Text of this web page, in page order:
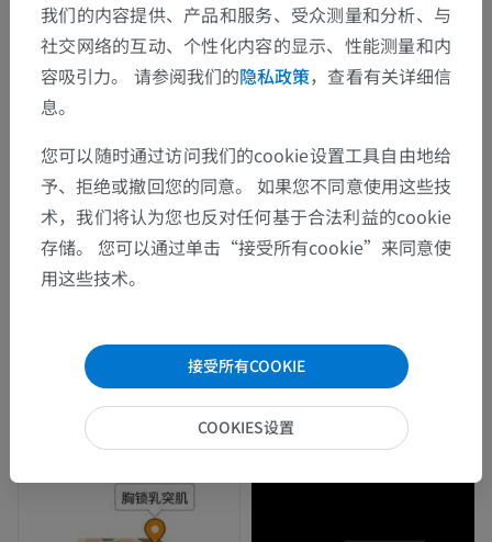
我们的内容提供、产品和服务、受众测量和分析、与
社交网络的互动、个性化内容的显示、性能测量和内
容吸引力。 请参阅我们的隐私政策，查看有关详细信
息。
您可以随时通过访问我们的cookie设置工具自由地给
予、拒绝或撤回您的同意。 如果您不同意使用这些技
术，我们将认为您也反对任何基于合法利益的cookie
存储。 您可以通过单击“接受所有cookie”来同意使
用这些技术。
接受所有COOKIE
COOKIES设置